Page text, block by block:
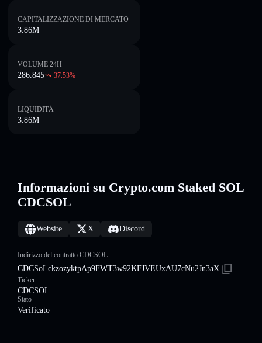
CAPITALIZZAZIONE DI MERCATO
3.86M
VOLUME 24H
286.845 37.53%
LIQUIDITÀ
3.86M
Informazioni su Crypto.com Staked SOL
CDCSOL
Website X Discord
Indirizzo del contratto CDCSOL
CDCSoLckzozyktpAp9FWT3w92KFJVEUxAU7cNu2Jn3aX
Ticker
CDCSOL
Stato
Verificato